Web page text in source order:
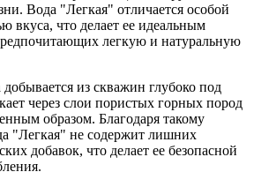
Вода "Легкая" отличается особой
вкуса, что делает ее идеальным
легкую и натуральную
добывается из скважин глубоко под
через слои пористых горных пород
образом. Благодаря такому
"Легкая" не содержит лишних
добавок, что делает ее безопасной